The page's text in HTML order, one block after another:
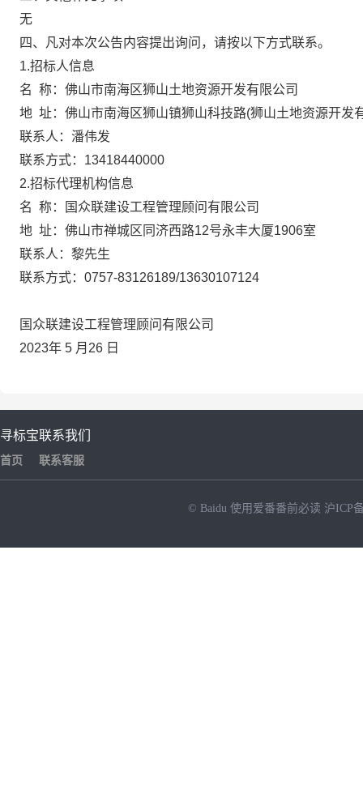
无
四、凡对本次公告内容提出询问，请按以下方式联系。
1.招标人信息
名 称： 佛山市南海区狮山土地资源开发有限公司
地 址： 佛山市南海区狮山镇狮山科技路(狮山土地资源开发
联系人：潘伟发
联系方式： 13418440000
2.招标代理机构信息
名 称：
国众联建设工程管理顾问有限公司
地 址：佛山市禅城区同济西路12号永丰大厦1906室
联系人：黎先生
联系方式： 0757-83126189/13630107124
国众联建设工程管理顾问有限公司
2023年 5 月 26 日
寻标宝
首页
联系我们
联系客服
© Baidu 使用爱番番前必读 沪ICP